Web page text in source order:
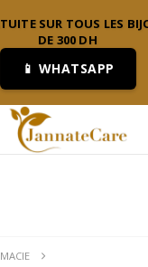
SUR TOUS LES
DE 300 DH
📱 WHATSAPP